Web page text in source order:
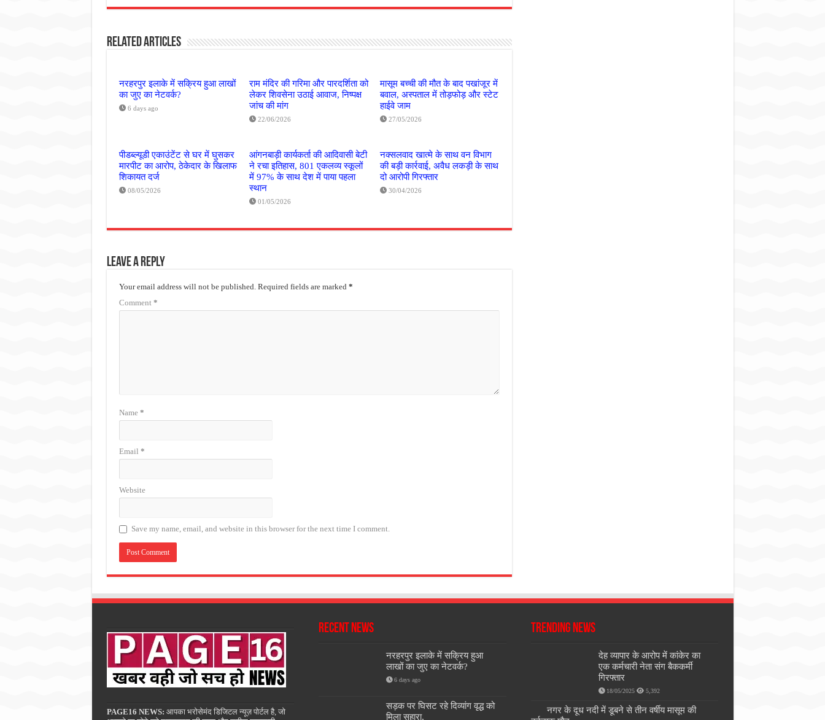
Related Articles
नरहरपुर इलाके में सक्रिय हुआ लाखों
का जुए का नेटवर्क?
6 days ago
राम मंदिर की गरिमा और पारदर्शिता को
लेकर शिवसेना उठाई आवाज, निष्पक्ष
जांच की मांग
22/06/2026
मासूम बच्ची की मौत के बाद पखांजूर में
बवाल, अस्पताल में तोड़फोड़ और स्टेट
हाईवे जाम
27/05/2026
पीडब्ल्यूडी एकाउंटेंट से घर में घुसकर
मारपीट का आरोप, ठेकेदार के खिलाफ
शिकायत दर्ज
08/05/2026
आंगनबाड़ी कार्यकर्ता की आदिवासी बेटी
ने रचा इतिहास, 801 एकलव्य स्कूलों
में 97% के साथ देश में पाया पहला
स्थान
01/05/2026
नक्सलवाद खात्मे के साथ वन विभाग
की बड़ी कार्रवाई, अवैध लकड़ी के साथ
दो आरोपी गिरफ्तार
30/04/2026
Leave a Reply
Your email address will not be published. Required fields are marked *
Comment *
Name *
Email *
Website
Save my name, email, and website in this browser for the next time I comment.
PAGE16 NEWS: आपका भरोसेमंद डिजिटल न्यूज़ पोर्टल है, जो
Recent News
नरहरपुर इलाके में सक्रिय हुआ
लाखों का जुए का नेटवर्क?
6 days ago
सड़क पर घिसट रहे दिव्यांग वृद्ध को
मिला सहारा,
Trending News
देह व्यापार के आरोप में कांकेर का
एक कर्मचारी नेता संग बैककर्मी
गिरफ्तार
18/05/2025 5,392
नगर के दूध नदी में डूबने से तीन वर्षीय मासूम की